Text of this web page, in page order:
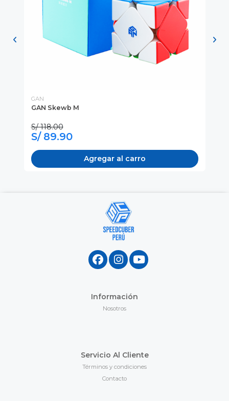
GAN
GAN Skewb M
S/ 118.00
S/ 89.90
Agregar al carro
Información
Nosotros
Servicio Al Cliente
Términos y condiciones
Contacto